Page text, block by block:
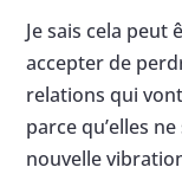
Je sais cela
accepter de
relations qui
parce qu’elles
nouvelle